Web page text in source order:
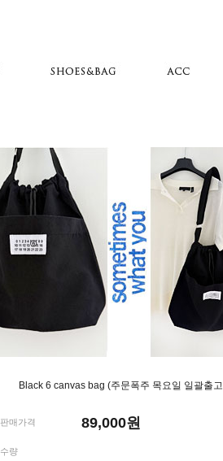
Black 6 canvas bag (주문폭주 목요일 일괄출
판매가격 89,000원
수량